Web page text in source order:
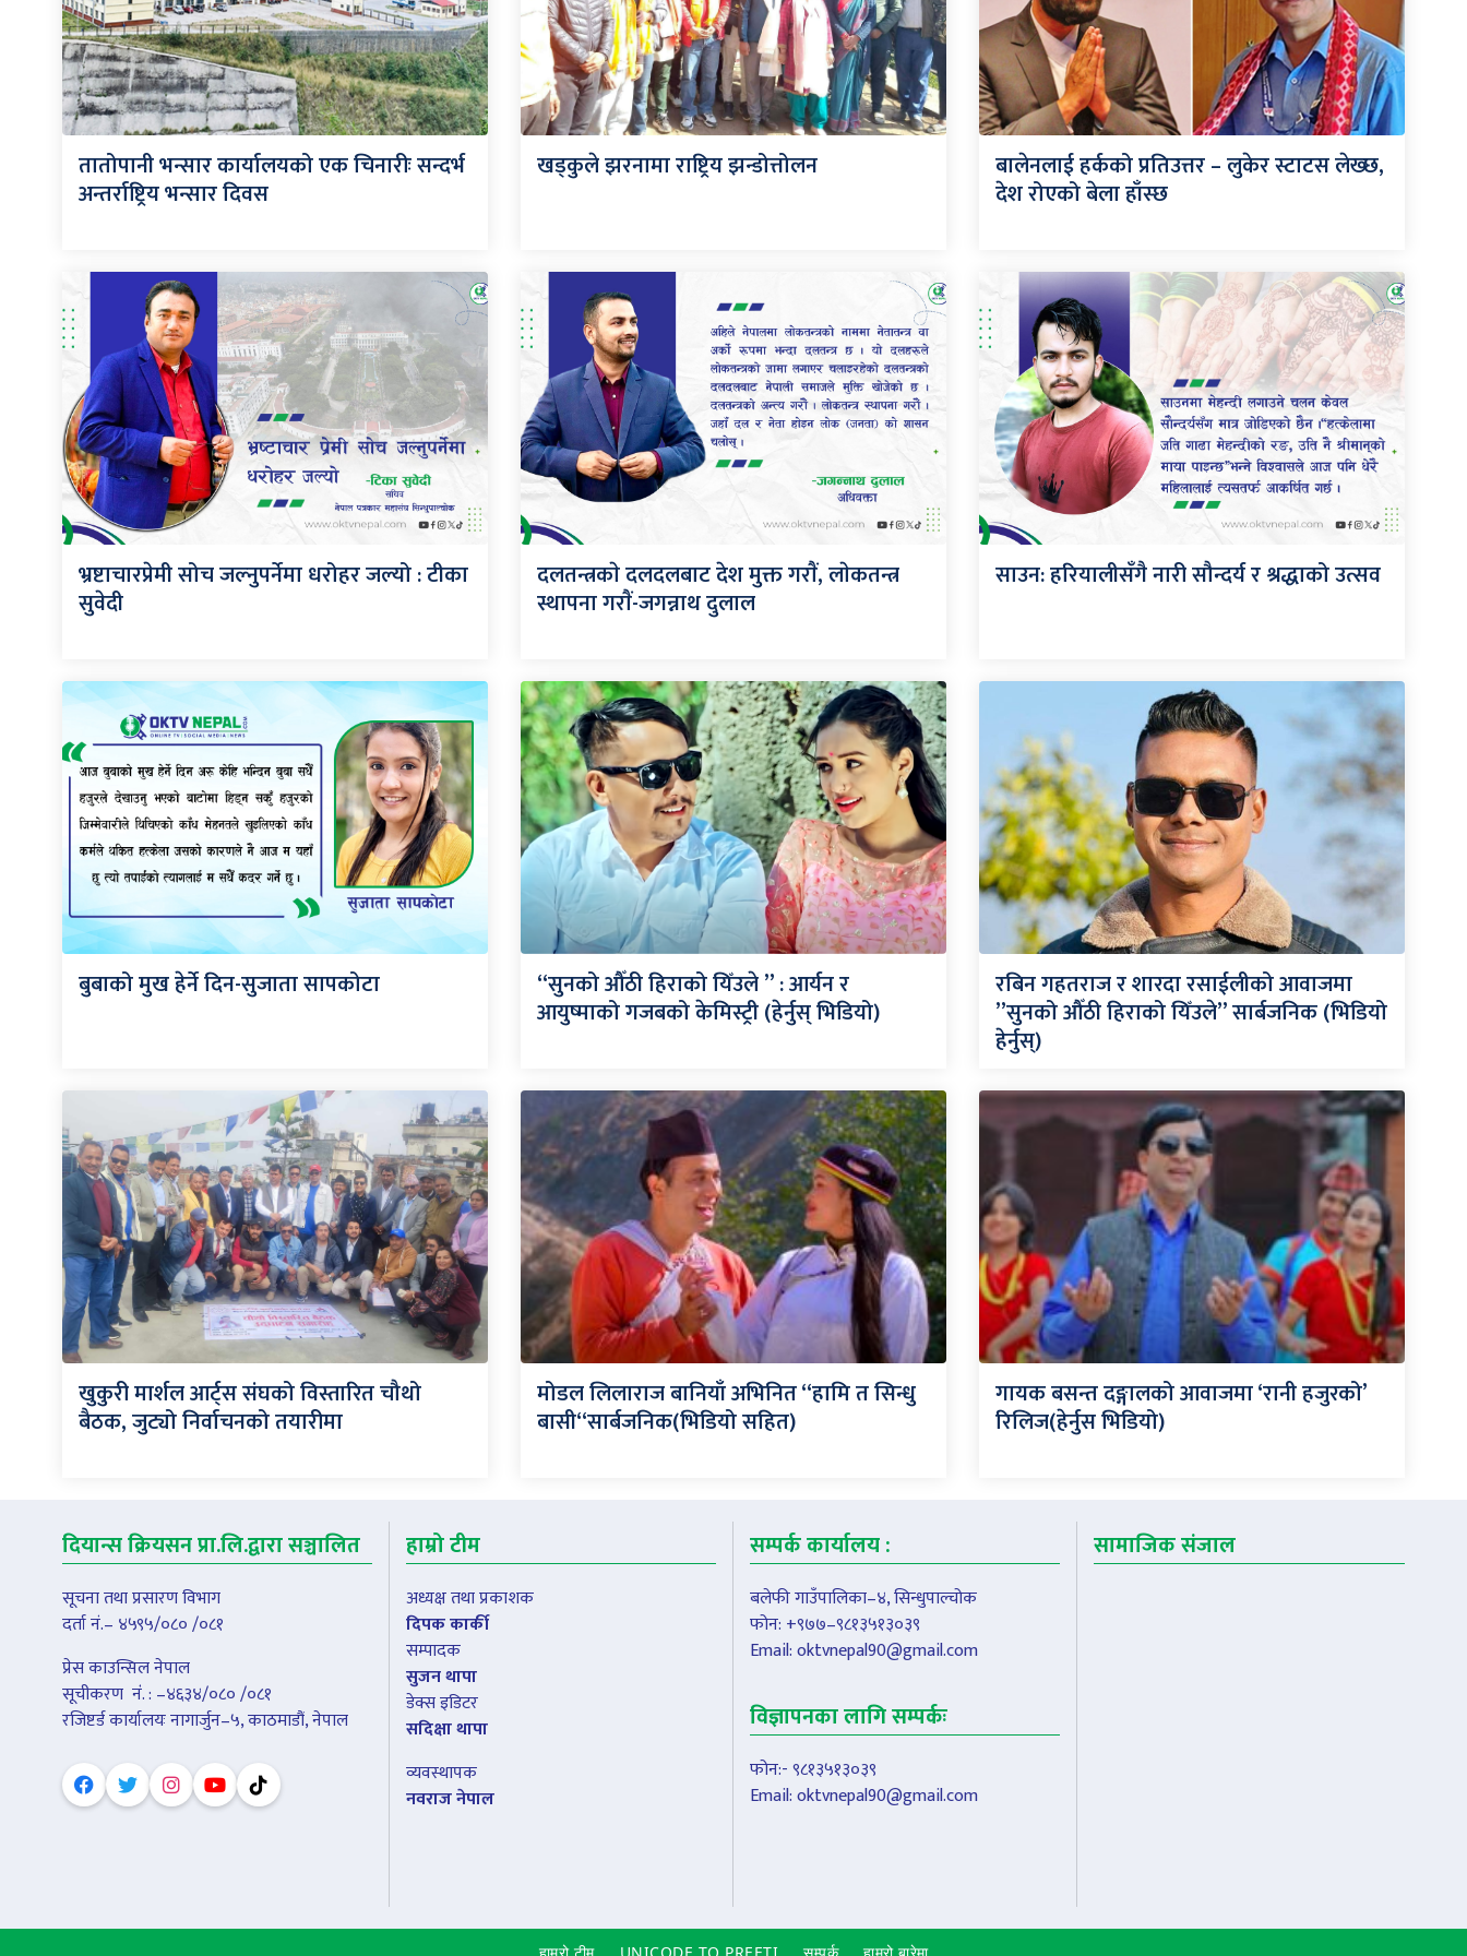
तातोपानी भन्सार कार्यालयको एक चिनारीः सन्दर्भ
अन्तर्राष्ट्रिय भन्सार दिवस
खड्कुले झरनामा राष्ट्रिय झन्डोत्तोलन बालेनलाई हर्कको प्रतिउत्तर – लुकेर स्टाटस लेख्छ,
देश रोएको बेला हाँस्छ
भ्रष्टाचारप्रेमी सोच जल्नुपर्नेमा धरोहर जल्यो : टीका
सुवेदी
दलतन्त्रकाे दलदलबाट देश मुक्त गराैं, लाेकतन्त्र
स्थापना गराैं-जगन्नाथ दुलाल
साउन: हरियालीसँगै नारी सौन्दर्य र श्रद्धाको उत्सव
बुबाको मुख हेर्ने दिन-सुजाता सापकोटा “सुनको औँठी हिराको यिँउले ” : आर्यन र
आयुष्माको गजबको केमिस्ट्री (हेर्नुस् भिडियो)
रबिन गहतराज र शारदा रसाईलीको आवाजमा
”सुनको औँठी हिराको यिँउले” सार्बजनिक (भिडियो
हेर्नुस्)
खुकुरी मार्शल आर्ट्स संघको विस्तारित चौथो
बैठक, जुट्यो निर्वाचनको तयारीमा
मोडल लिलाराज बानियाँ अभिनित “हामि त सिन्धु
बासी“सार्बजनिक(भिडियो सहित)
गायक बसन्त दङ्गालको आवाजमा ‘रानी हजुरको’
रिलिज(हेर्नुस भिडियो)
दियान्स क्रियसन प्रा.लि.द्वारा सञ्चालित
सूचना तथा प्रसारण विभाग
दर्ता नं.– ४५९५/०८० /०८१
प्रेस काउन्सिल नेपाल
सूचीकरण नंं. : –४६३४/०८० /०८१
रजिष्टर्ड कार्यालयः नागार्जुन–५, काठमाडौं, नेपाल
हाम्रो टीम
अध्यक्ष तथा प्रकाशक
दिपक कार्की
सम्पादक
सुजन थापा
डेक्स इडिटर
सदिक्षा थापा
व्यवस्थापक
नवराज नेपाल
सम्पर्क कार्यालय :
बलेफी गाउँपालिका–४, सिन्धुपाल्चोक
फोन: +९७७–९८१३५१३०३९
Email:oktvnepal90@gmail.com
विज्ञापनका लागि सम्पर्कः
फोन:- ९८१३५१३०३९
Email:oktvnepal90@gmail.com
सामाजिक संजाल